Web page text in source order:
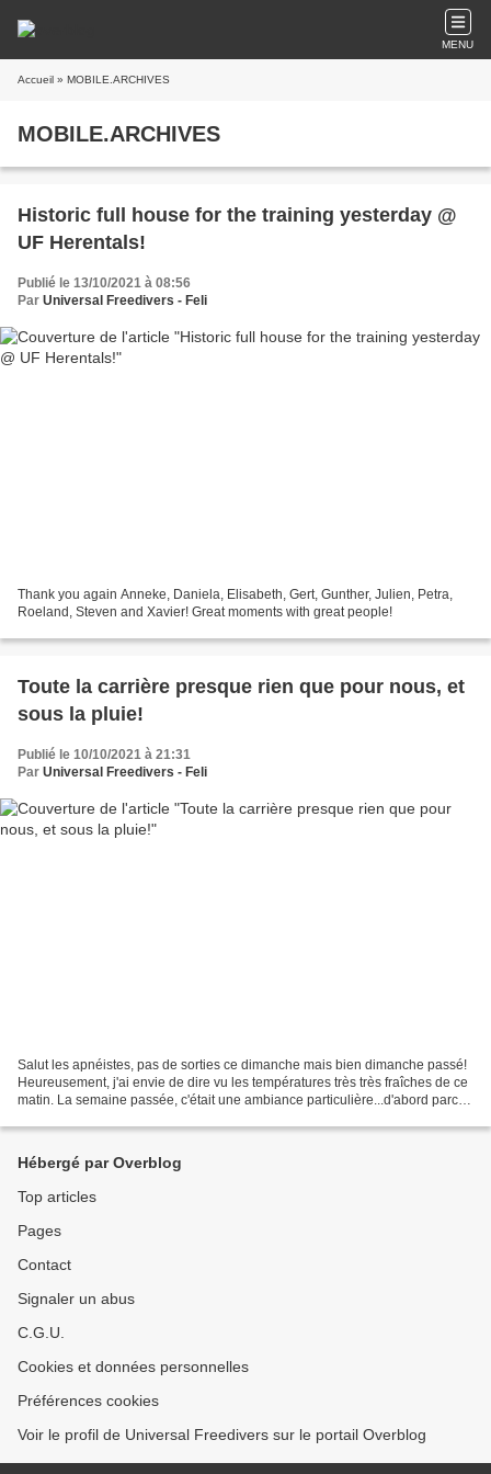
MENU
Accueil » MOBILE.ARCHIVES
MOBILE.ARCHIVES
Historic full house for the training yesterday @
UF Herentals!
Publié le 13/10/2021 à 08:56
Par Universal Freedivers - Feli
Thank you again Anneke, Daniela, Elisabeth, Gert, Gunther, Julien, Petra,
Roeland, Steven and Xavier! Great moments with great people!
Toute la carrière presque rien que pour nous, et
sous la pluie!
Publié le 10/10/2021 à 21:31
Par Universal Freedivers - Feli
Salut les apnéistes, pas de sorties ce dimanche mais bien dimanche passé!
Heureusement, j'ai envie de dire vu les températures très très fraîches de ce
matin. La semaine passée, c'était une ambiance particulière...d'abord parce
Hébergé par Overblog
Top articles
Pages
Contact
Signaler un abus
C.G.U.
Cookies et données personnelles
Préférences cookies
Voir le profil de Universal Freedivers sur le portail Overblog